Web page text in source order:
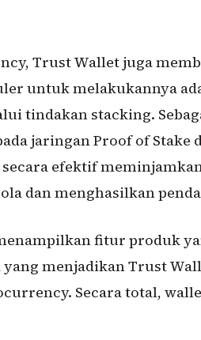
Trust Wallet juga
untuk melakukannya
tindakan stacking.
jaringan Proof of Stake
efektif
dan menghasilkan
fitur produk
menjadikan Trust
Secara total,